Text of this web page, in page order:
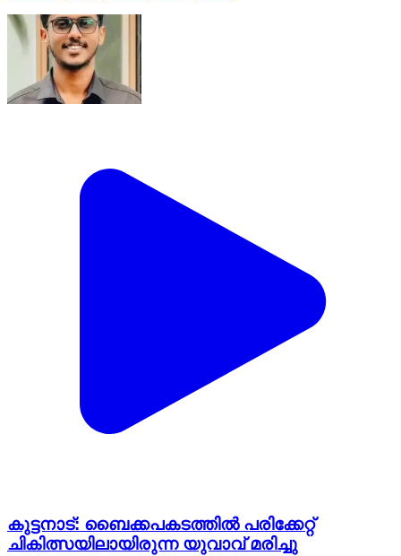
കുട്ടനാട്: ബൈക്കപകടത്തിൽ പരിക്കേറ്റ്
ചികിത്സയിലായിരുന്ന യുവാവ് മരിച്ചു